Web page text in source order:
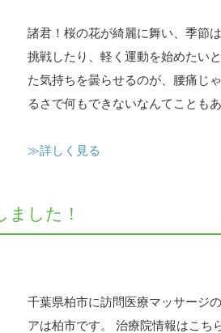
諸君！桜の花が綺麗に舞い、季節
挑戦したり、軽く運動を始めたい
た気持ちを曇らせるのが、腰痛じ
るさで何もできないなんてことも
≫詳しく見る
した！
千葉県柏市に訪問医療マッサージ
アは柏市です。 治療院情報はこち